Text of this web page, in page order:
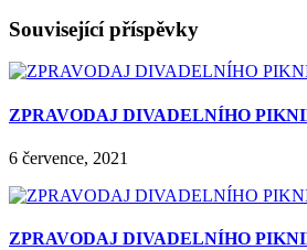
Související příspěvky
ZPRAVODAJ DIVADELNÍHO
6 července, 2021
ZPRAVODAJ DIVADELNÍHO